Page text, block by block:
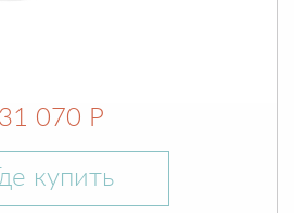
31 070 Р
купить